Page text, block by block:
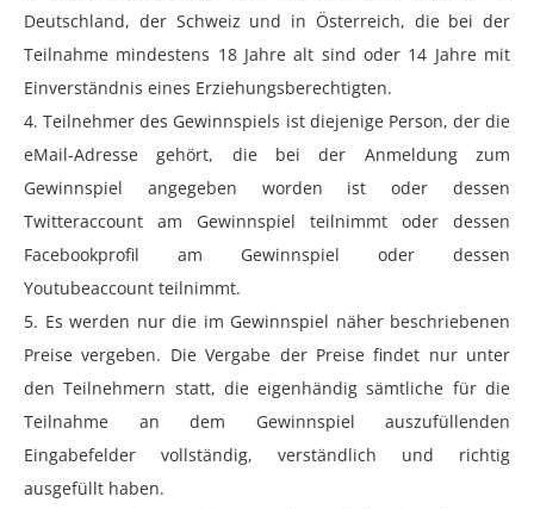
Deutschland, der Schweiz und in Österreich, die bei der
Teilnahme mindestens 18 Jahre alt sind oder 14 Jahre mit
Einverständnis eines Erziehungsberechtigten.
4. Teilnehmer des Gewinnspiels ist diejenige Person, der die
eMail-Adresse gehört, die bei der Anmeldung zum
Gewinnspiel angegeben worden ist oder dessen
Twitteraccount am Gewinnspiel teilnimmt oder dessen
Facebookprofil am Gewinnspiel oder dessen
Youtubeaccount teilnimmt.
5. Es werden nur die im Gewinnspiel näher beschriebenen
Preise vergeben. Die Vergabe der Preise findet nur unter
den Teilnehmern statt, die eigenhändig sämtliche für die
Teilnahme an dem Gewinnspiel auszufüllenden
Eingabefelder vollständig, verständlich und richtig
ausgefüllt haben.